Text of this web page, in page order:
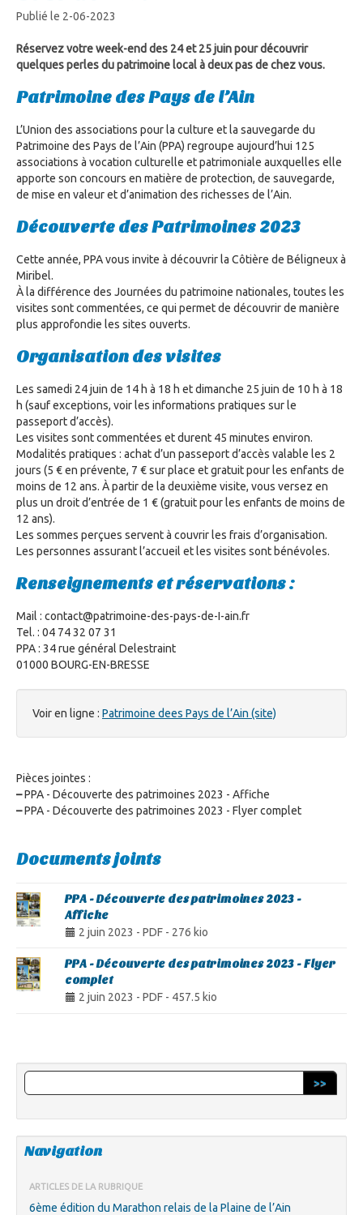
Publié le 2-06-2023
Réservez votre week-end des 24 et 25 juin pour découvrir
quelques perles du patrimoine local à deux pas de chez vous.
Patrimoine des Pays de l’Ain
L’Union des associations pour la culture et la sauvegarde du
Patrimoine des Pays de l’Ain (PPA) regroupe aujourd’hui 125
associations à vocation culturelle et patrimoniale auxquelles elle
apporte son concours en matière de protection, de sauvegarde,
de mise en valeur et d’animation des richesses de l’Ain.
Découverte des Patrimoines 2023
Cette année, PPA vous invite à découvrir la Côtière de Béligneux à
Miribel.
À la différence des Journées du patrimoine nationales, toutes les
visites sont commentées, ce qui permet de découvrir de manière
plus approfondie les sites ouverts.
Organisation des visites
Les samedi 24 juin de 14 h à 18 h et dimanche 25 juin de 10 h à 18
h (sauf exceptions, voir les informations pratiques sur le
passeport d’accès).
Les visites sont commentées et durent 45 minutes environ.
Modalités pratiques : achat d’un passeport d’accès valable les 2
jours (5 € en prévente, 7 € sur place et gratuit pour les enfants de
moins de 12 ans. À partir de la deuxième visite, vous versez en
plus un droit d’entrée de 1 € (gratuit pour les enfants de moins de
12 ans).
Les sommes perçues servent à couvrir les frais d’organisation.
Les personnes assurant l’accueil et les visites sont bénévoles.
Renseignements et réservations :
Mail : contact@patrimoine-des-pays-de-I-ain.fr
Tel. : 04 74 32 07 31
PPA : 34 rue général Delestraint
01000 BOURG-EN-BRESSE
Voir en ligne : Patrimoine dees Pays de l’Ain (site)
Pièces jointes :
–PPA - Découverte des patrimoines 2023 - Affiche
–PPA - Découverte des patrimoines 2023 - Flyer complet
Documents joints
PPA - Découverte des patrimoines 2023 -
Affiche
2 juin 2023 - PDF - 276 kio
PPA - Découverte des patrimoines 2023 - Flyer
complet
2 juin 2023 - PDF - 457.5 kio
>>
Navigation
ARTICLES DE LA RUBRIQUE
6ème édition du Marathon relais de la Plaine de l’Ain